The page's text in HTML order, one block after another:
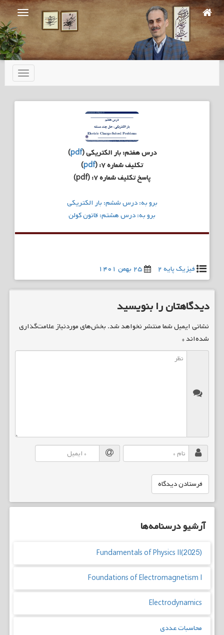
Skip
to
main
content
تعویض
ناوبری
درس هفتم: بار الکتریکی (pdf
)
تکلیف شماره ۷: (
pdf
)
پاسخ تکلیف شماره ۷: (pdf)
برو به: درس ششم: بار الکتریکی
برو به: درس هشتم: قانون کولن
فیزیک پایه ۲ ۲۵ بهمن ۱۴۰۱
دیدگاهتان را بنویسید
نشانی ایمیل شما منتشر نخواهد شد. بخش‌های موردنیاز علامت‌گذاری
شده‌اند*
آرشیو درسنامه‌ها
Fundamentals of Physics II(2025)
Foundations of Electromagnetism I
Electrodynamics
محاسبات عددی